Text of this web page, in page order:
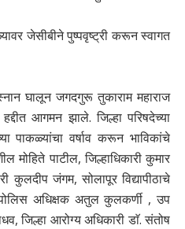
जेसीबीने पुष्पवृष्ट्री करून स्वागत
घालून जगदगुरू तुकाराम महाराज
आगमन झाले. जिल्हा परिषदेच्या
पाकळ्यांचा वर्षाव करून भाविकांचे
पाटील, जिल्हाधिकारी कुमार
कुलदीप जंगम, सोलापूर विद्यापीठाचे
अधिक्षक अतुल कुलकर्णी , उप
जिल्हा आरोग्य अधिकारी डाॅ. संतोष